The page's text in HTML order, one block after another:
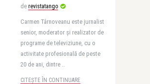
de revistatango
Carmen Târnoveanu este jurnalist
senior, moderator și realizator de
programe de televiziune, cu o
activitate profesională de peste
20 de ani, dintre ..
CITEȘTE ÎN CONTINUARE